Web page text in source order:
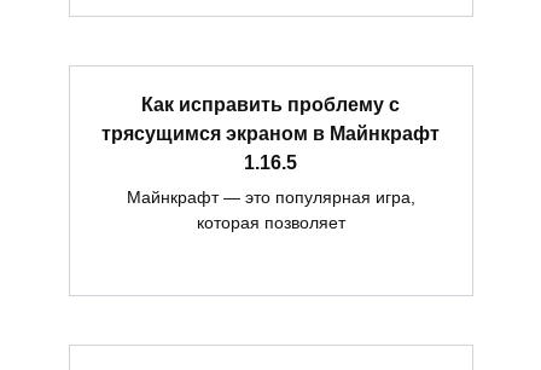
Как исправить проблему с
трясущимся экраном в Майнкрафт
1.16.5
Майнкрафт — это популярная игра,
которая позволяет